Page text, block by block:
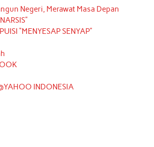
Negeri, Merawat Masa Depan
“MENYESAP SENYAP”
INDONESIA